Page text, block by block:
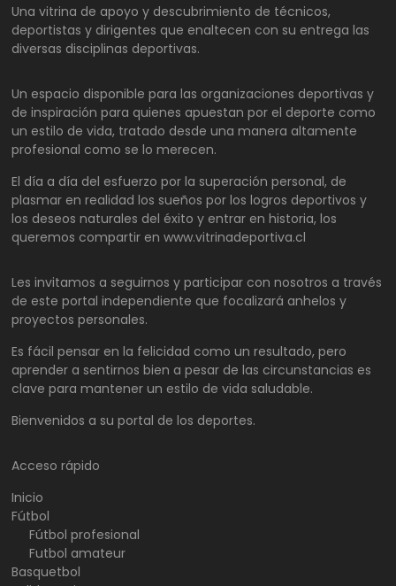
Una vitrina de apoyo y descubrimiento de técnicos,
deportistas y dirigentes que enaltecen con su entrega las
diversas disciplinas deportivas.
Un espacio disponible para las organizaciones deportivas y
de inspiración para quienes apuestan por el deporte como
un estilo de vida, tratado desde una manera altamente
profesional como se lo merecen.
El día a día del esfuerzo por la superación personal, de
plasmar en realidad los sueños por los logros deportivos y
los deseos naturales del éxito y entrar en historia, los
queremos compartir en www.vitrinadeportiva.cl
Les invitamos a seguirnos y participar con nosotros a través
de este portal independiente que focalizará anhelos y
proyectos personales.
Es fácil pensar en la felicidad como un resultado, pero
aprender a sentirnos bien a pesar de las circunstancias es
clave para mantener un estilo de vida saludable.
Bienvenidos a su portal de los deportes.
Acceso rápido
Inicio
Fútbol
Fútbol profesional
Futbol amateur
Basquetbol